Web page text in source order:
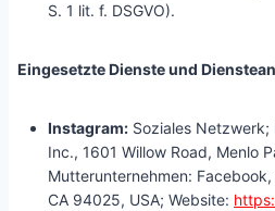
S. 1 lit. f. DSGVO).
Eingesetzte Dienste und
Instagram: Soziales
Inc., 1601 Willow Road, Menlo
Mutterunternehmen:
CA 94025, USA; Website: